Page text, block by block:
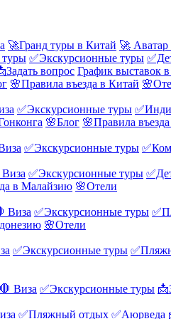
🚀Гранд туры в Китай 🚀
✅Экскурсионные туры
вопрос График выставок
🌸Правила въезда в Китай
✅Экскурсионные туры
🌸Блог 🌸Правила
✅Экскурсионные туры
✅Экскурсионные туры
в Малайзию 🌸Отели
Виза ✅Экскурсионные туры
🌸Отели
✅Экскурсионные туры
🛑 Виза ✅Экскурсионные туры
✅Пляжный отдых ✅Аюрведа